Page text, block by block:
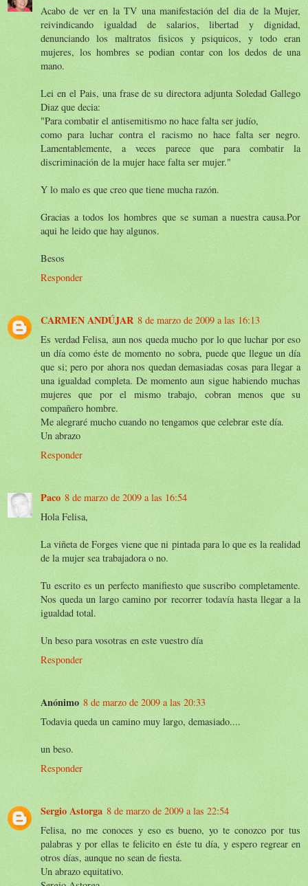
Acabo de ver en la TV una manifestación del dia de la Mujer,
reivindicando igualdad de salarios, libertad y dignidad,
denunciando los maltratos fisicos y psiquicos, y todo eran
mujeres, los hombres se podian contar con los dedos de una
mano.
Lei en el Pais, una frase de su directora adjunta Soledad Gallego
Diaz que decia:
"Para combatir el antisemitismo no hace falta ser judío,
como para luchar contra el racismo no hace falta ser negro.
Lamentablemente, a veces parece que para combatir la
discriminación de la mujer hace falta ser mujer."
Y lo malo es que creo que tiene mucha razón.
Gracias a todos los hombres que se suman a nuestra causa.Por
aqui he leido que hay algunos.
Besos
Responder
CARMEN ANDÚJAR 8 de marzo de 2009 a las 16:13
Es verdad Felisa, aun nos queda mucho por lo que luchar por eso
un día como éste de momento no sobra, puede que llegue un día
que si; pero por ahora nos quedan demasiadas cosas para llegar a
una igualdad completa. De momento aun sigue habiendo muchas
mujeres que por el mismo trabajo, cobran menos que su
compañero hombre.
Me alegraré mucho cuando no tengamos que celebrar este día.
Un abrazo
Responder
Paco 8 de marzo de 2009 a las 16:54
Hola Felisa,
La viñeta de Forges viene que ni pintada para lo que es la realidad
de la mujer sea trabajadora o no.
Tu escrito es un perfecto manifiesto que suscribo completamente.
Nos queda un largo camino por recorrer todavía hasta llegar a la
igualdad total.
Un beso para vosotras en este vuestro día
Responder
Anónimo 8 de marzo de 2009 a las 20:33
Todavia queda un camino muy largo, demasiado....
un beso.
Responder
Sergio Astorga 8 de marzo de 2009 a las 22:54
Felisa, no me conoces y eso es bueno, yo te conozco por tus
palabras y por ellas te felicito en éste tu día, y espero regrear en
otros días, aunque no sean de fiesta.
Un abrazo equitativo.